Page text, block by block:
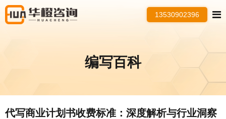
13530902396
编写百科
代写商业计划书收费标准：深度解析与行业洞察